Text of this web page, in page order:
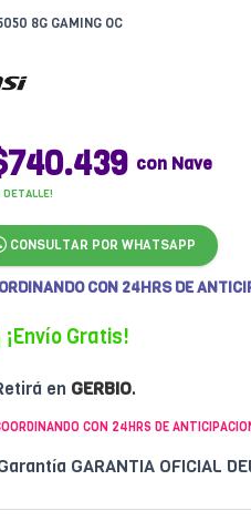
8G GAMING OC
con Nave
DETALLE!
CONSULTAR POR WHATSAPP
CON 24HRS DE
¡Envío Gratis!
en GERBIO.
CON 24HRS DE
GARANTIA OFICIAL